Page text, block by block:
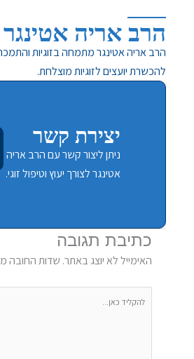
הרב אריה אטינגר
הרב אריה אטינגר מתמחה בזוגיות
להכשרת יועצים לזוגיות מוצלחת.
יצירת קשר
ניתן ליצור קשר עם הרב אריה
אטינגר לצורך יעוץ וטיפול זוגי.
כתיבת תגובה
האימייל לא יוצג באתר. שדות החובה
להקליד